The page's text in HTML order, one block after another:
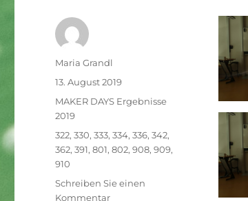
Autor
Maria Grandl
Veröffentlicht
13. August 2019
Kategorien
MAKER DAYS Ergebnisse
2019
Schlagwörter
322,330,333,334,336,342,
362,391,801,802,908,909,
910
Schreiben Sie einen
Kommentarzu